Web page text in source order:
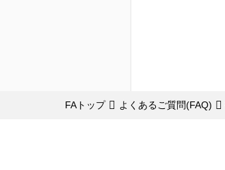
FAトップ よくあるご質問(FAQ)